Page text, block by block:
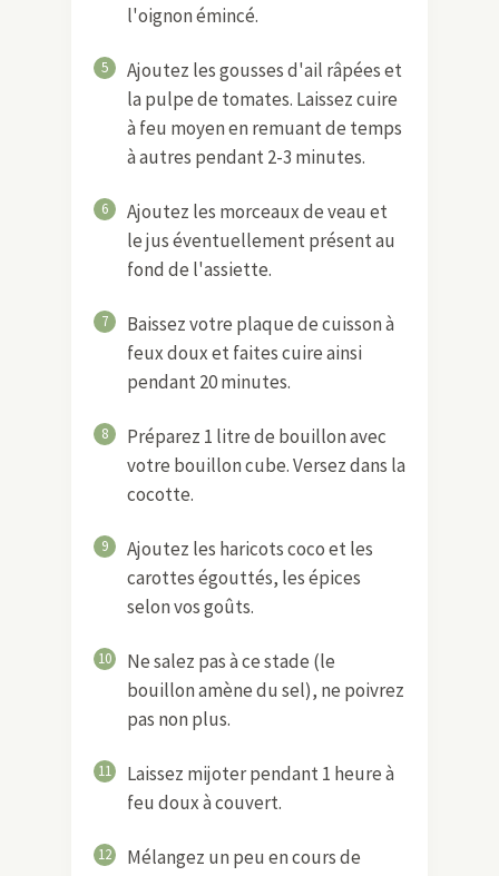
l'oignon émincé.
5
Ajoutez les gousses d'ail râpées et
la pulpe de tomates. Laissez cuire
à feu moyen en remuant de temps
à autres pendant 2-3 minutes.
6
Ajoutez les morceaux de veau et
le jus éventuellement présent au
fond de l'assiette.
7
Baissez votre plaque de cuisson à
feux doux et faites cuire ainsi
pendant 20 minutes.
8
Préparez 1 litre de bouillon avec
votre bouillon cube. Versez dans la
cocotte.
9
Ajoutez les haricots coco et les
carottes égouttés, les épices
selon vos goûts.
10
Ne salez pas à ce stade (le
bouillon amène du sel), ne poivrez
pas non plus.
11
Laissez mijoter pendant 1 heure à
feu doux à couvert.
12
Mélangez un peu en cours de